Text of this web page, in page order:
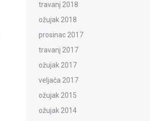
travanj 2018
ožujak 2018
prosinac 2017
travanj 2017
ožujak 2017
veljača 2017
ožujak 2015
ožujak 2014